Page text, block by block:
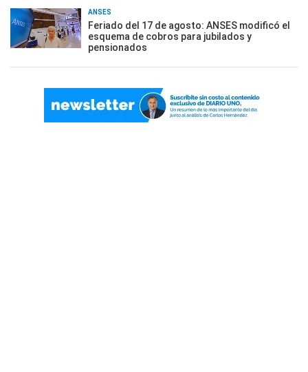
ANSES
Feriado del 17 de agosto: ANSES modificó el
esquema de cobros para jubilados y
pensionados